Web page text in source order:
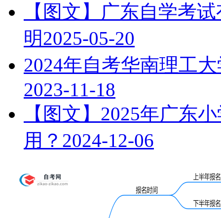
【图文】广东自学考
明2025-05-20
2024年自考华南理工
2023-11-18
【图文】2025年广东
用？ 2024-12-06